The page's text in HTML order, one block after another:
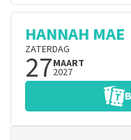
HANNAH MAE
ZATERDAG
27MAART
2027